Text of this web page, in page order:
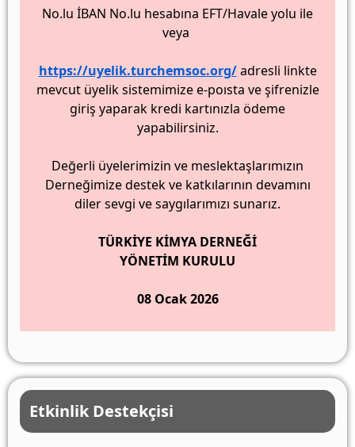
No.lu İBAN No.lu hesabına EFT/Havale yolu ile
veya
https://uyelik.turchemsoc.org/adresli linkte
mevcut üyelik sistemimize e-poısta ve şifrenizle
giriş yaparak kredi kartınızla ödeme
yapabilirsiniz.
Değerli üyelerimizin ve meslektaşlarımızın
Derneğimize destek ve katkılarının devamını
diler sevgi ve saygılarımızı sunarız.
TÜRKİYE KİMYA DERNEĞİ
YÖNETİM KURULU
08 Ocak 2026
Etkinlik Destekçisi